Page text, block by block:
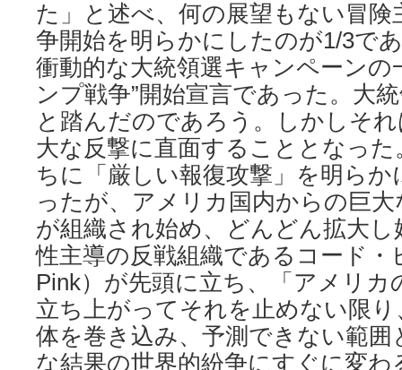
た」と述べ、何の展望もない冒険
争開始を明らかにしたのが1/3で
衝動的な大統領選キャンペーンの
ンプ戦争”開始宣言であった。大
と踏んだのであろう。しかしそ
大な反撃に直面することとなっ
ちに「厳しい報復攻撃」を明ら
ったが、アメリカ国内からの巨
が組織され始め、どんどん拡大
性主導の反戦組織であるコード・
Pink）が先頭に立ち、「アメリ
立ち上がってそれを止めない限
体を巻き込み、予測できない範囲
な結果の世界的紛争にすぐに変